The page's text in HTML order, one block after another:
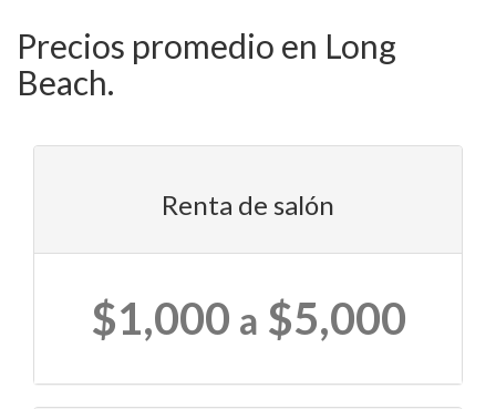
Precios promedio en Long
Beach.
Renta de salón
$1,000 a $5,000